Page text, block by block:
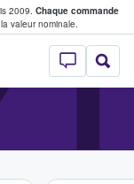
2009. Chaque commande
valeur nominale.
- Où
billets